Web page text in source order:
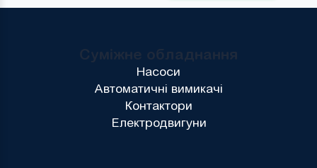
Суміжне обладнання
Насоси
Автоматичні вимикачі
Контактори
Електродвигуни